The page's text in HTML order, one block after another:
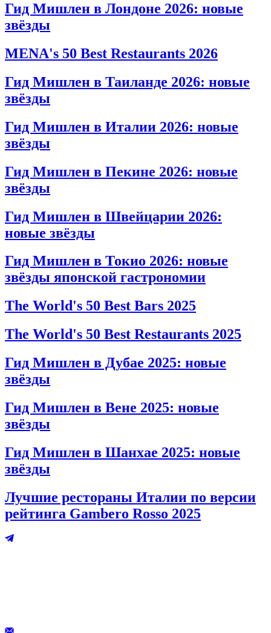
Гид Мишлен в Лондоне 2026: новые
звёзды
MENA's 50 Best Restaurants 2026
Гид Мишлен в Таиланде 2026: новые
звёзды
Гид Мишлен в Италии 2026: новые
звёзды
Гид Мишлен в Пекине 2026: новые
звёзды
Гид Мишлен в Швейцарии 2026:
новые звёзды
Гид Мишлен в Токио 2026: новые
звёзды японской гастрономии
The World's 50 Best Bars 2025
The World's 50 Best Restaurants 2025
Гид Мишлен в Дубае 2025: новые
звёзды
Гид Мишлен в Вене 2025: новые
звёзды
Гид Мишлен в Шанхае 2025: новые
звёзды
Лучшие рестораны Италии по версии
рейтинга Gambero Rosso 2025